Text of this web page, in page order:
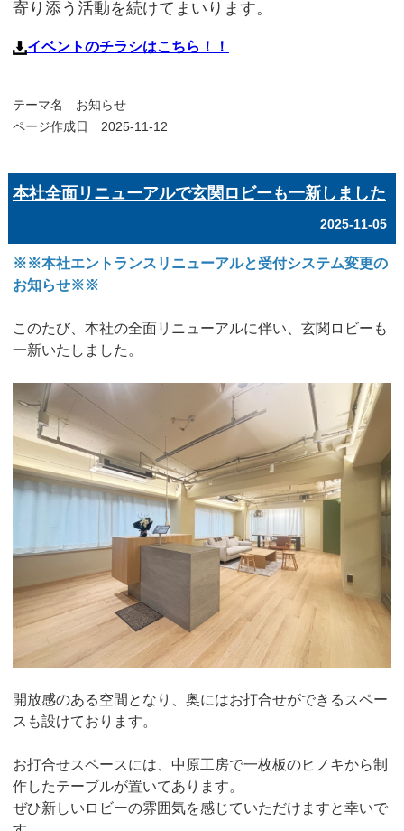
寄り添う活動を続けてまいります。
イベントのチラシはこちら！！
テーマ名 お知らせ
ページ作成日 2025-11-12
本社全面リニューアルで玄関ロビーも一新しました
2025-11-05
※※本社エントランスリニューアルと受付システム変更の
お知らせ※※
このたび、本社の全面リニューアルに伴い、玄関ロビーも
一新いたしました。
開放感のある空間となり、奥にはお打合せができるスペー
スも設けております。
お打合せスペースには、中原工房で一枚板のヒノキから制
作したテーブルが置いてあります。
ぜひ新しいロビーの雰囲気を感じていただけますと幸いで